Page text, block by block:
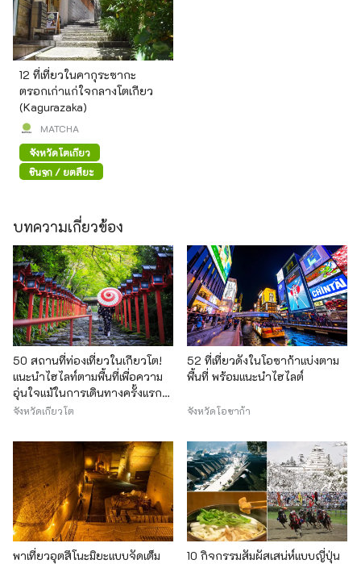
12 ที่เที่ยวในคากุระซากะ
ตรอกเก่าแก่ใจกลางโตเกียว
(Kagurazaka)
MATCHA
จังหวัดโตเกียว
ชินจูกุ / ยตสึยะ
บทความเกี่ยวข้อง
50 สถานที่ท่องเที่ยวในเกียวโต!
แนะนำไฮไลท์ตามพื้นที่เพื่อความ
อุ่นใจแม้ในการเดินทางครั้งแรก
ของคุณ
จังหวัดเกียวโต
52 ที่เที่ยวดังในโอซาก้าแบ่งตาม
พื้นที่ พร้อมแนะนำไฮไลต์
จังหวัดโอซาก้า
พาเที่ยวอุตสึโนะมิยะแบบจัดเต็ม
10 กิจกรรมสัมผัสเสน่ห์แบบญี่ปุ่น